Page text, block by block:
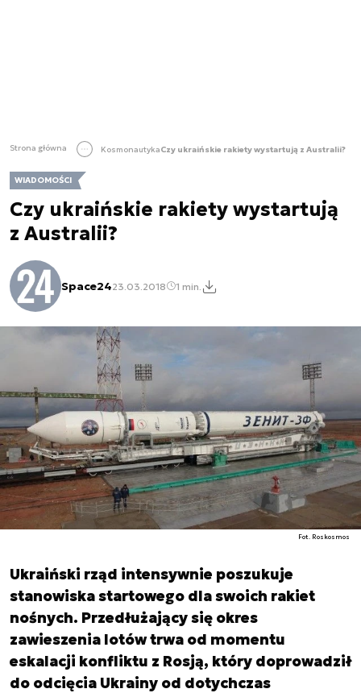
Strona główna KosmonautykaCzy ukraińskie rakiety wystartują z Australii?
WIADOMOŚCI
Czy ukraińskie rakiety wystartują
z Australii?
Space2423.03.2018 1 min.
Fot. Roskosmos
Ukraiński rząd intensywnie poszukuje
stanowiska startowego dla swoich rakiet
nośnych. Przedłużający się okres
zawieszenia lotów trwa od momentu
eskalacji konfliktu z Rosją, który doprowadził
do odcięcia Ukrainy od dotychczas